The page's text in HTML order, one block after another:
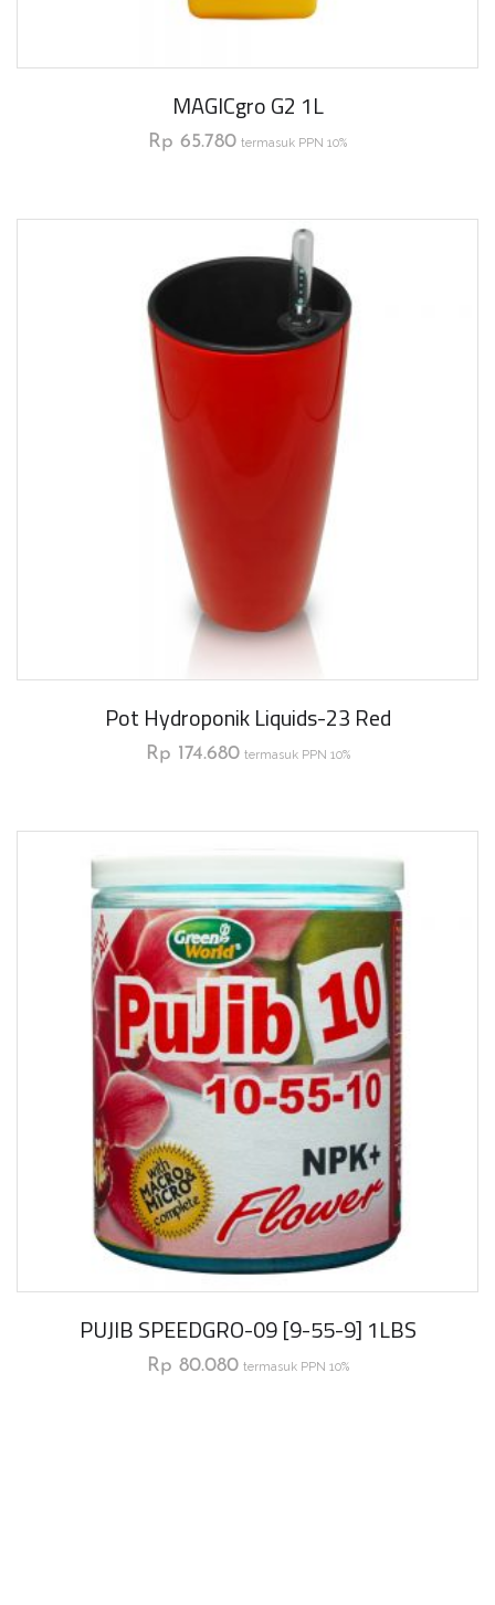
MAGICgro G2 1L
Rp 65.780 termasuk PPN 10%
Pot Hydroponik Liquids-23 Red
Rp 174.680 termasuk PPN 10%
PUJIB SPEEDGRO-09 [9-55-9] 1LBS
Rp 80.080 termasuk PPN 10%